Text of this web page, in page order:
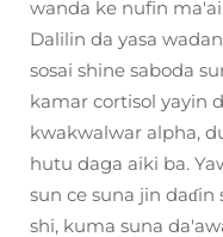
wanda ke nufin
Dalilin da yasa
sosai shine saboda
kamar cortisol yayin
kwakwalwar alpha,
hutu daga aiki ba.
sun ce suna jin daɗin
shi, kuma suna